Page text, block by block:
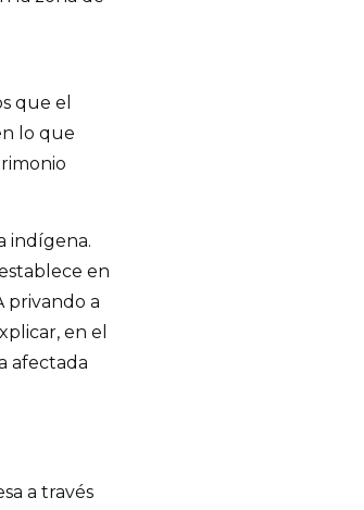
que el
lo que
indígena.
en
privando a
en el
afectada
a través